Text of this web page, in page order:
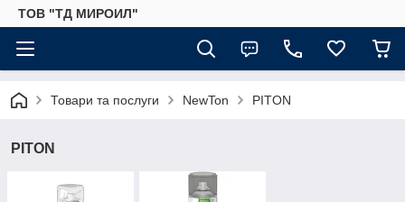
ТОВ "ТД МИРОИЛ"
Товари та послуги NewTon PITON
PITON